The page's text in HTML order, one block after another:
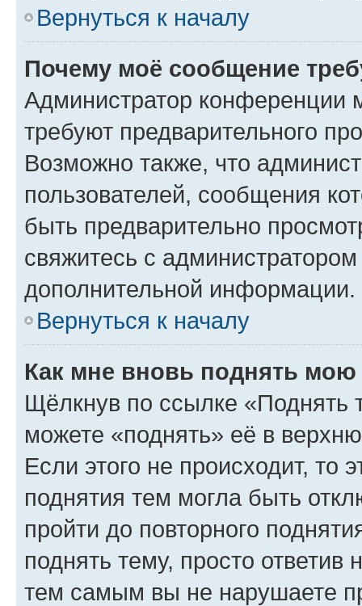
Вернуться к началу
Почему моё сообщение
Администратор конференции
требуют предварительного
Возможно также, что
пользователей, сообщения
быть предварительно
свяжитесь с
дополнительной информации.
Вернуться к началу
Как мне вновь поднять мою
Щёлкнув по ссылке «Поднять
можете «поднять» её в
Если этого не происходит, то
поднятия тем могла быть
пройти до повторного
поднять тему, просто ответив
тем самым вы не нарушаете